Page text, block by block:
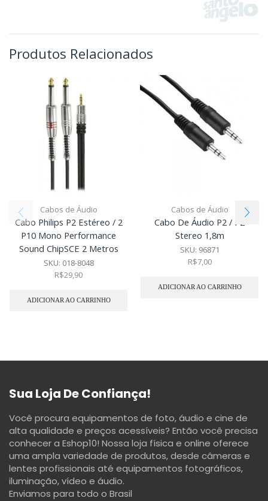
Produtos Relacionados
Cabos de Áudio
Cabo Philips P2 Estéreo / 2
P10 Mono Performance
Sound ChipSCE 2 Metros
SKU: 018-8048
R$29,90
ADICIONAR AO CARRINHO
Cabos de Áudio
Cabo De Áudio P2 / P2
Stereo 1,8m
SKU: 96871
R$7,00
ADICIONAR AO CARRINHO
Sua Loja De Confiança!
Você procura equipamentos de foto, áudio e cine de
alta qualidade e preços acessíveis? Então você precisa
conhecer a Eshop10! Nossa loja física e online oferece
uma ampla variedade de produtos, desde câmeras e
lentes profissionais até equipamentos fotográficos,
iluminação, vídeo e áudio.
Enviamos para todo o Brasil